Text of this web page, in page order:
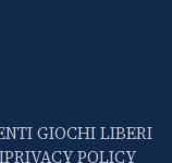
GIOCHI LIBERI
PRIVACY POLICY